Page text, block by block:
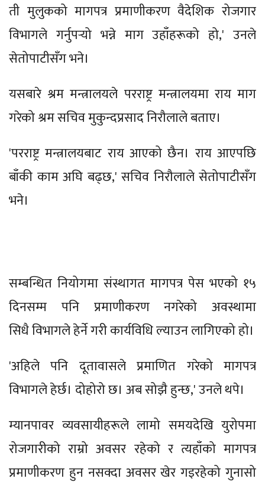
ती मुलुकको मागपत्र प्रमाणीकरण वैदेशिक रोजगार
विभागले गर्नुपर्‍यो भन्ने माग उहाँहरूको हो,' उनले
सेतोपाटीसँग भने।
यसबारे श्रम मन्त्रालयले परराष्ट्र मन्त्रालयमा राय माग
गरेको श्रम सचिव मुकुन्दप्रसाद निरौलाले बताए।
'परराष्ट्र मन्त्रालयबाट राय आएको छैन। राय आएपछि
बाँकी काम अघि बढ्छ,' सचिव निरौलाले सेतोपाटीसँग
भने।
सम्बन्धित नियोगमा संस्थागत मागपत्र पेस भएको १५
दिनसम्म पनि प्रमाणीकरण नगरेको अवस्थामा
सिधै विभागले हेर्ने गरी कार्यविधि ल्याउन लागिएको हो।
'अहिले पनि दूतावासले प्रमाणित गरेको मागपत्र
विभागले हेर्छ। दोहोरो छ। अब सोझै हुन्छ,' उनले थपे।
म्यानपावर व्यवसायीहरूले लामो समयदेखि युरोपमा
रोजगारीको राम्रो अवसर रहेको र त्यहाँको मागपत्र
प्रमाणीकरण हुन नसक्दा अवसर खेर गइरहेको गुनासो